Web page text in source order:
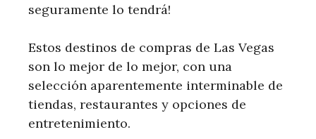
seguramente lo tendrá!
Estos destinos de compras de Las Vegas
son lo mejor de lo mejor, con una
selección aparentemente interminable de
tiendas, restaurantes y opciones de
entretenimiento.